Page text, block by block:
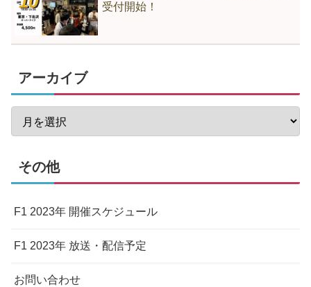
受付開始！
アーカイブ
その他
F1 2023年 開催スケジュール
F1 2023年 放送・配信予定
お問い合わせ